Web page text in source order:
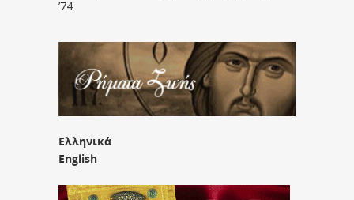
’74
Ελληνικά
English